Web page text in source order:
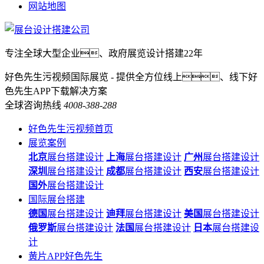
网站地图
专注全球大型企业、政府展览设计搭建22年
好色先生污视频国际展览 - 提供全方位线上、线下好
色先生APP下载解决方案
全球咨询热线 4008-388-288
好色先生污视频首页
展览案例
北京展台搭建设计 上海展台搭建设计 广州展台搭建设计
深圳 展台搭建设计 成都展台搭建设计 西安展台搭建设计
国外展台搭建设计
国际展台搭建
德国 展台搭建设计 迪拜展台搭建设计 美国 展台搭建设计
俄罗斯展台搭建设计 法国 展台搭建设计 日本展台搭建设
计
黄片APP好色先生